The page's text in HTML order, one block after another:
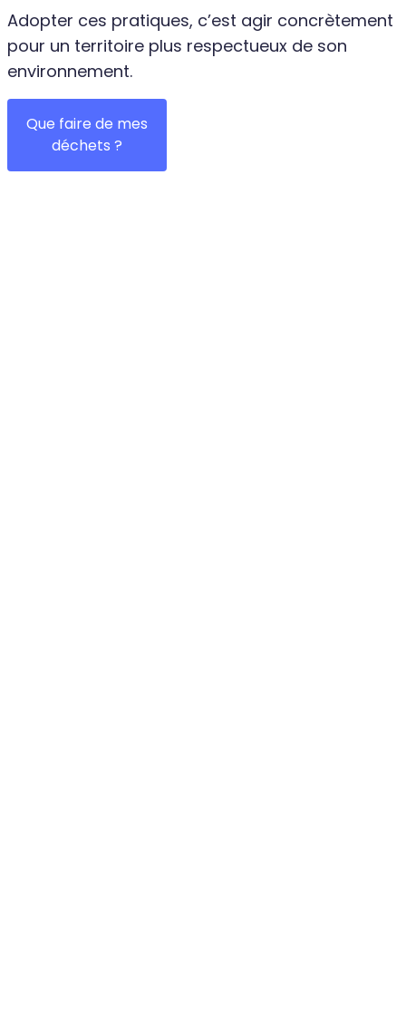
Adopter ces pratiques, c’est agir concrètement
pour un territoire plus respectueux de son
environnement.
Que faire de mes
déchets ?